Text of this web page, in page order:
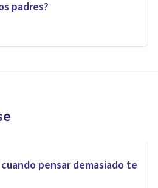
padres?
pensar demasiado te